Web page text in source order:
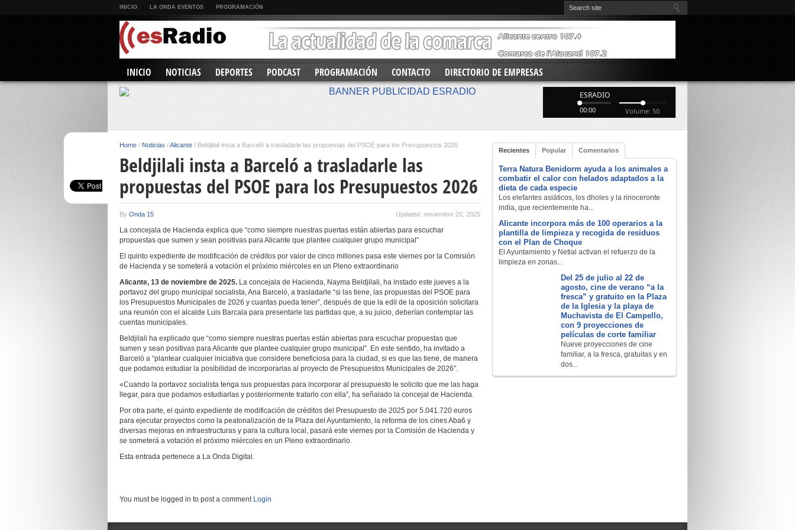
INICIO LA ONDA EVENTOS PROGRAMACIÓN
INICIO NOTICIAS DEPORTES PODCAST PROGRAMACIÓN CONTACTO DIRECTORIO DE EMPRESAS
ESRADIO
00:00 Volume: 50
Home / Noticias /Alicante / Beldjilali insta a Barceló a trasladarle las propuestas del PSOE para los Presupuestos 2026
Beldjilali insta a Barceló a trasladarle las
propuestas del PSOE para los Presupuestos 2026
By Onda 15 Updated: noviembre 20, 2025
La concejala de Hacienda explica que “como siempre nuestras puertas están abiertas para escuchar
propuestas que sumen y sean positivas para Alicante que plantee cualquier grupo municipal”
El quinto expediente de modificación de créditos por valor de cinco millones pasa este viernes por la Comisión
de Hacienda y se someterá a votación el próximo miércoles en un Pleno extraordinario
Alicante, 13 de noviembre de 2025. La concejala de Hacienda, Nayma Beldjilali, ha instado este jueves a la
portavoz del grupo municipal socialista, Ana Barceló, a trasladarle “si las tiene, las propuestas del PSOE para
los Presupuestos Municipales de 2026 y cuantas pueda tener”, después de que la edil de la oposición solicitara
una reunión con el alcalde Luis Barcala para presentarle las partidas que, a su juicio, deberían contemplar las
cuentas municipales.
Beldjilali ha explicado que “como siempre nuestras puertas están abiertas para escuchar propuestas que
sumen y sean positivas para Alicante que plantee cualquier grupo municipal”. En este sentido, ha invitado a
Barceló a “plantear cualquier iniciativa que considere beneficiosa para la ciudad, si es que las tiene, de manera
que podamos estudiar la posibilidad de incorporarlas al proyecto de Presupuestos Municipales de 2026”.
«Cuando la portavoz socialista tenga sus propuestas para incorporar al presupuesto le solicito que me las haga
llegar, para que podamos estudiarlas y posteriormente tratarlo con ella”, ha señalado la concejal de Hacienda.
Por otra parte, el quinto expediente de modificación de créditos del Presupuesto de 2025 por 5.041.720 euros
para ejecutar proyectos como la peatonalización de la Plaza del Ayuntamiento, la reforma de los cines Aba6 y
diversas mejoras en infraestructuras y para la cultura local, pasará este viernes por la Comisión de Hacienda y
se someterá a votación el próximo miércoles en un Pleno extraordinario.
Esta entrada pertenece a La Onda Digital.
You must be logged in to post a comment Login
Recientes Popular Comentarios
Terra Natura Benidorm ayuda a los animales a
combatir el calor con helados adaptados a la
dieta de cada especie
Los elefantes asiáticos, los dholes y la rinoceronte
india, que recientemente ha...
Alicante incorpora más de 100 operarios a la
plantilla de limpieza y recogida de residuos
con el Plan de Choque
El Ayuntamiento y Netial activan el refuerzo de la
limpieza en zonas...
Del 25 de julio al 22 de
agosto, cine de verano “a la
fresca” y gratuito en la Plaza
de la Iglesia y la playa de
Muchavista de El Campello,
con 9 proyecciones de
películas de corte familiar
Nueve proyecciones de cine
familiar, a la fresca, gratuitas y en
dos...